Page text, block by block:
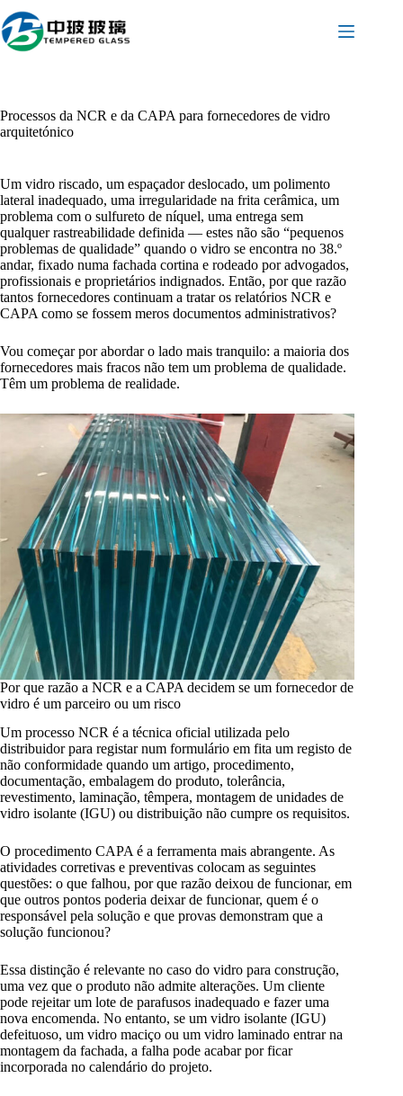
para
o
conteúdo
Processos da NCR e da CAPA para fornecedores de vidro
arquitetónico
Um vidro riscado, um espaçador deslocado, um polimento
lateral inadequado, uma irregularidade na frita cerâmica, um
problema com o sulfureto de níquel, uma entrega sem
qualquer rastreabilidade definida — estes não são “pequenos
problemas de qualidade” quando o vidro se encontra no 38.º
andar, fixado numa fachada cortina e rodeado por advogados,
profissionais e proprietários indignados. Então, por que razão
tantos fornecedores continuam a tratar os relatórios NCR e
CAPA como se fossem meros documentos administrativos?
Vou começar por abordar o lado mais tranquilo: a maioria dos
fornecedores mais fracos não tem um problema de qualidade.
Têm um problema de realidade.
Por que razão a NCR e a CAPA decidem se um fornecedor de
vidro é um parceiro ou um risco
Um processo NCR é a técnica oficial utilizada pelo
distribuidor para registar num formulário em fita um registo de
não conformidade quando um artigo, procedimento,
documentação, embalagem do produto, tolerância,
revestimento, laminação, têmpera, montagem de unidades de
vidro isolante (IGU) ou distribuição não cumpre os requisitos.
O procedimento CAPA é a ferramenta mais abrangente. As
atividades corretivas e preventivas colocam as seguintes
questões: o que falhou, por que razão deixou de funcionar, em
que outros pontos poderia deixar de funcionar, quem é o
responsável pela solução e que provas demonstram que a
solução funcionou?
Essa distinção é relevante no caso do vidro para construção,
uma vez que o produto não admite alterações. Um cliente
pode rejeitar um lote de parafusos inadequado e fazer uma
nova encomenda. No entanto, se um vidro isolante (IGU)
defeituoso, um vidro maciço ou um vidro laminado entrar na
montagem da fachada, a falha pode acabar por ficar
incorporada no calendário do projeto.